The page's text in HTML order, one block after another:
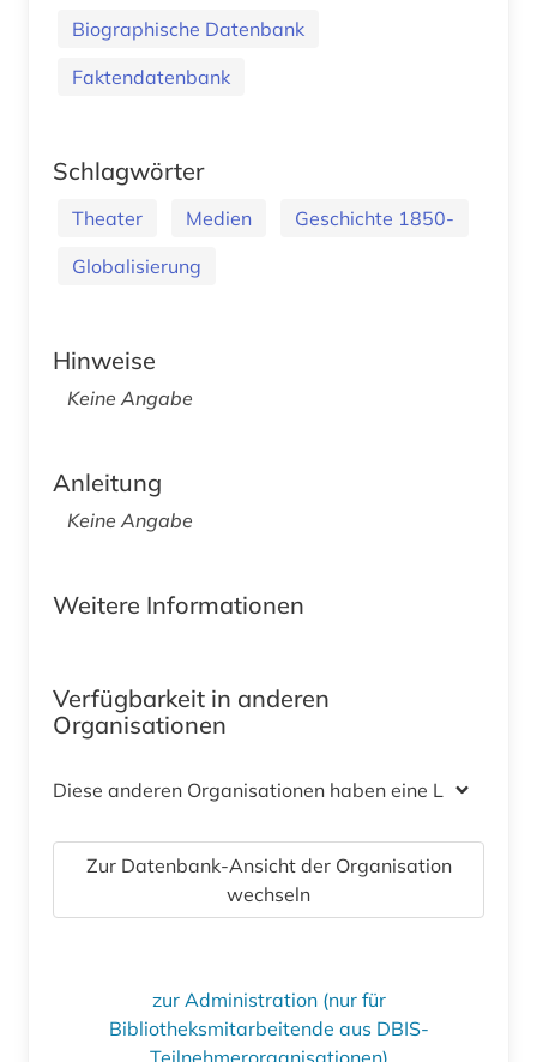
Biographische Datenbank
Faktendatenbank
Schlagwörter
Theater Medien
Geschichte 1850-
Globalisierung
Hinweise
Keine Angabe
Anleitung
Keine Angabe
Weitere Informationen
Verfügbarkeit in anderen
Organisationen
Diese anderen Organisationen haben eine Lizenz
Zur Datenbank-Ansicht der Organisation
wechseln
zur Administration (nur für
Bibliotheksmitarbeitende aus DBIS-
Teilnehmerorganisationen)